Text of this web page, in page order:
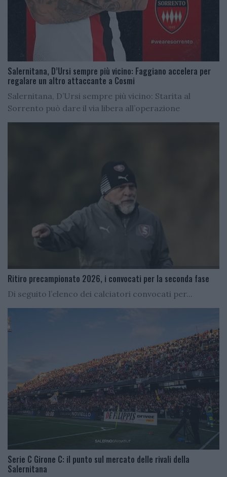
Salernitana, D’Ursi sempre più vicino: Faggiano accelera per
regalare un altro attaccante a Cosmi
Salernitana, D’Ursi sempre più vicino: Starita al
Sorrento può dare il via libera all’operazione
Ritiro precampionato 2026, i convocati per la seconda fase
Di seguito l’elenco dei calciatori convocati per...
Serie C Girone C: il punto sul mercato delle rivali della
Salernitana